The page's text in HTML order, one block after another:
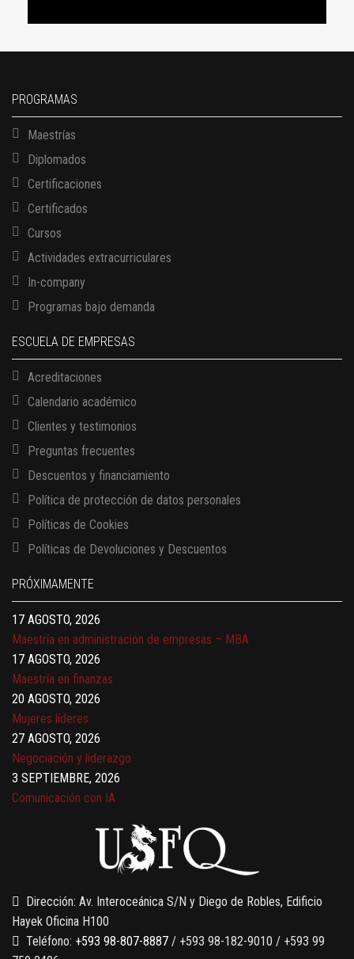
PROGRAMAS
Maestrías
Diplomados
Certificaciones
Certificados
Cursos
Actividades extracurriculares
In-company
Programas bajo demanda
ESCUELA DE EMPRESAS
Acreditaciones
Calendario académico
Clientes y testimonios
Preguntas frecuentes
Descuentos y financiamiento
Política de protección de datos personales
Políticas de Cookies
Políticas de Devoluciones y Descuentos
PRÓXIMAMENTE
13 AGOSTO, 2026
Finanzas para no financieros
Gerencia de empresas familiares
17 AGOSTO, 2026
Maestría en administración de empresas – MBA
17 AGOSTO, 2026
Maestría en finanzas
20 AGOSTO, 2026
Mujeres líderes
27 AGOSTO, 2026
Negociación y liderazgo
3 SEPTIEMBRE, 2026
Comunicación con IA
Gobernanza de datos
Finanzas para no financieros
Dirección: Av. Interoceánica S/N y Diego de Robles, Edificio
Hayek Oficina H100
Teléfono: +593 98-807-8887 / +593 98-182-9010 / +593 99